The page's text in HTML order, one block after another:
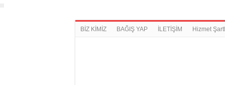
BİZ KİMİZ BAĞIŞ YAP İLETİŞİM Hizmet